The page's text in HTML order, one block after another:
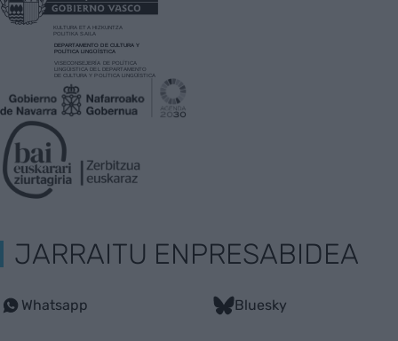
JARRAITU ENPRESABIDEA
Whatsapp Bluesky